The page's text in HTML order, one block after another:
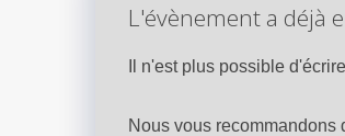
L'évènement a déjà
Il n'est plus possible
Nous vous recommandons